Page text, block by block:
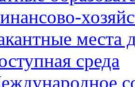
места
среда